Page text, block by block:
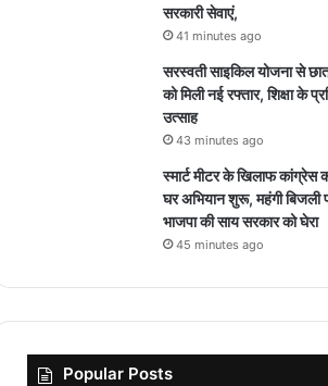
सरकारी सेवाएं,
41 minutes ago
सरस्वती साइकिल योजना से
को मिली नई रफ्तार, शिक्षा के
उत्साह
43 minutes ago
स्मार्ट मीटर के खिलाफ कांग्रेस
घर अभियान शुरू, महंगी बिजली
भाजपा की साय सरकार को घेरा
45 minutes ago
Popular Posts